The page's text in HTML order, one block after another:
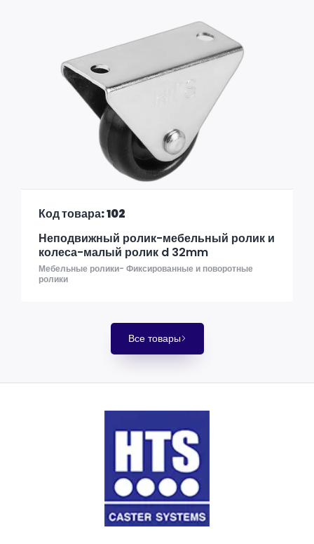
Код товара: 102
Неподвижный ролик-мебельный ролик и
колеса-малый ролик d 32mm
Мебельные ролики- Фиксированные и поворотные
ролики
Все товары